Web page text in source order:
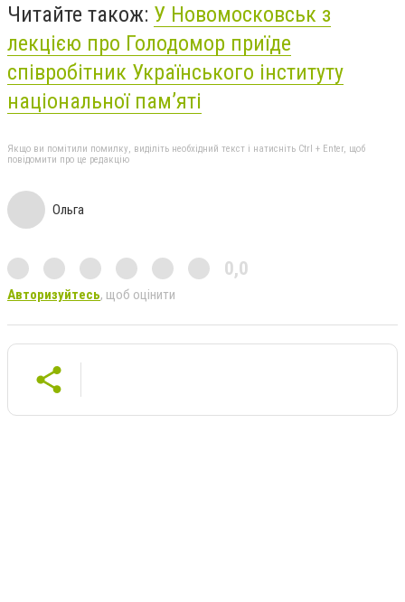
Читайте також: У Новомосковськ з
лекцією про Голодомор приїде
співробітник Українського інституту
національної пам’яті
Якщо ви помітили помилку, виділіть необхідний текст і натисніть Ctrl + Enter, щоб
повідомити про це редакцію
Ольга
0,0
Авторизуйтесь, щоб оцінити